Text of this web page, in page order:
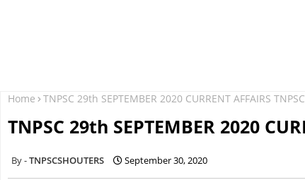
Home TNPSC 29th SEPTEMBER 2020 CURRENT AFFAIRS
TNPSC 29th SEPTEMBER 2020
TNPSCSHOUTERS September 30, 2020